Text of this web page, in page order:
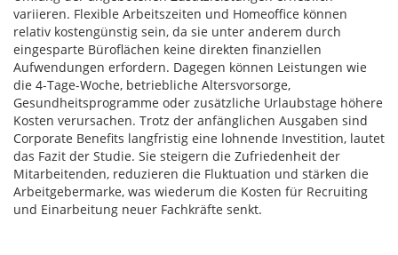
variieren. Flexible Arbeitszeiten und Homeoffice können
relativ kostengünstig sein, da sie unter anderem durch
eingesparte Büroflächen keine direkten finanziellen
Aufwendungen erfordern. Dagegen können Leistungen wie
die 4-Tage-Woche, betriebliche Altersvorsorge,
Gesundheitsprogramme oder zusätzliche Urlaubstage höhere
Kosten verursachen. Trotz der anfänglichen Ausgaben sind
Corporate Benefits langfristig eine lohnende Investition, lautet
das Fazit der Studie. Sie steigern die Zufriedenheit der
Mitarbeitenden, reduzieren die Fluktuation und stärken die
Arbeitgebermarke, was wiederum die Kosten für Recruiting
und Einarbeitung neuer Fachkräfte senkt.